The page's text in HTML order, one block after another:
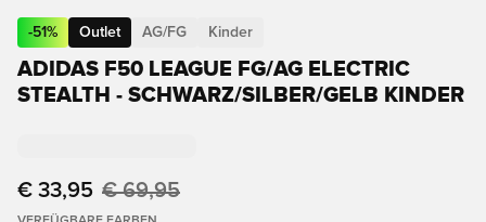
-51% Outlet AG/FG Kinder
ADIDAS F50 LEAGUE FG/AG ELECTRIC
STEALTH - SCHWARZ/SILBER/GELB KINDER
€ 33,95 € 69,95